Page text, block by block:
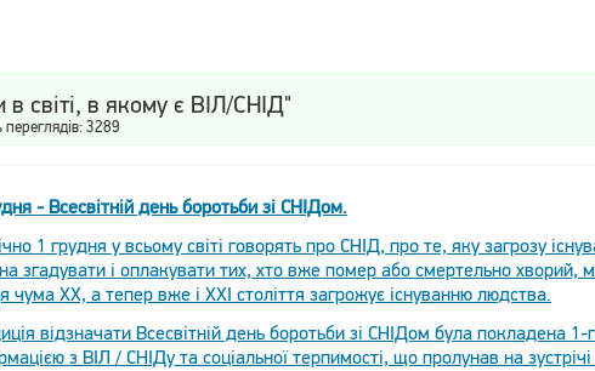
світі, в якому є ВІЛ/СНІД"
переглядів: 3289
- Всесвітній день боротьби зі СНІДом.
1 грудня у всьому світі говорять про СНІД, про те, яку загрозу
згадувати і оплакувати тих, хто вже помер або смертельно хворий,
чума XX, а тепер вже і XXI століття загрожує існуванню людства.
відзначати Всесвітній день боротьби зі СНІДом була покладена
з ВІЛ / СНІДу та соціальної терпимості, що пролунав на